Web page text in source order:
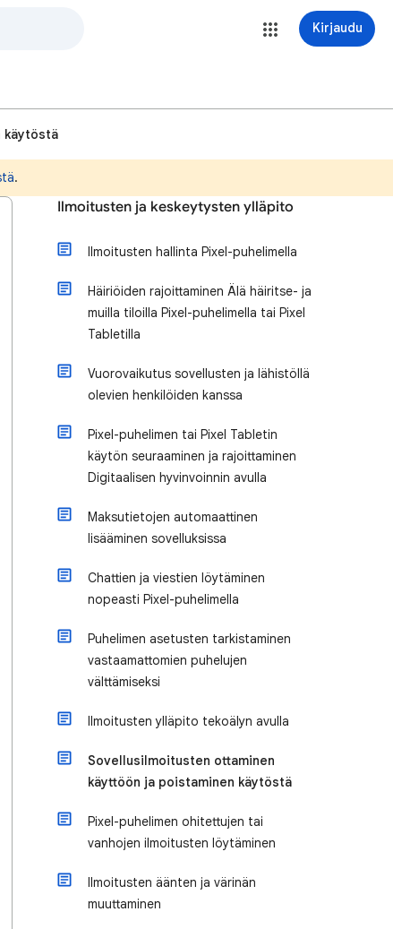
Kirjaudu
käytöstä
.
Ilmoitusten ja keskeytysten ylläpito
Ilmoitusten hallinta Pixel-puhelimella
Häiriöiden rajoittaminen Älä häiritse- ja
muilla tiloilla Pixel-puhelimella tai Pixel
Tabletilla
Vuorovaikutus sovellusten ja lähistöllä
olevien henkilöiden kanssa
Pixel-puhelimen tai Pixel Tabletin
käytön seuraaminen ja rajoittaminen
Digitaalisen hyvinvoinnin avulla
Maksutietojen automaattinen
lisääminen sovelluksissa
Chattien ja viestien löytäminen
nopeasti Pixel-puhelimella
Puhelimen asetusten tarkistaminen
vastaamattomien puhelujen
välttämiseksi
Ilmoitusten ylläpito tekoälyn avulla
Sovellusilmoitusten ottaminen
käyttöön ja poistaminen käytöstä
Pixel-puhelimen ohitettujen tai
vanhojen ilmoitusten löytäminen
Ilmoitusten äänten ja värinän
muuttaminen